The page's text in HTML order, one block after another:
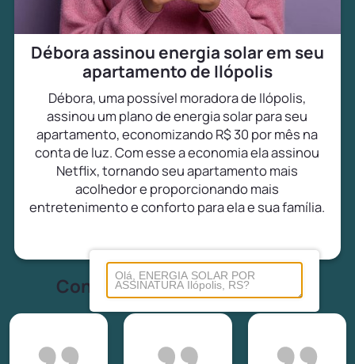
Débora assinou energia solar em seu
apartamento de Ilópolis
Débora, uma possível moradora de Ilópolis,
assinou um plano de energia solar para seu
apartamento, economizando R$ 30 por mês na
conta de luz. Com esse a economia ela assinou
Netflix, tornando seu apartamento mais
acolhedor e proporcionando mais
entretenimento e conforto para ela e sua família.
Conheça tudo sobre energia